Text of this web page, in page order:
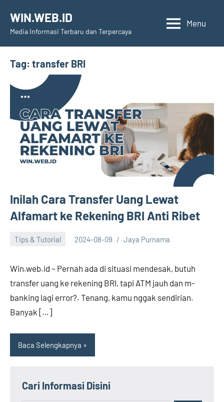
content
WIN.WEB.ID
Media Informasi Terbaru dan Terpercaya
Menu
Tag: transfer BRI
Inilah Cara Transfer Uang Lewat
Alfamart ke Rekening BRI Anti Ribet
Tips & Tutorial 2024-08-09 Jaya Purnama
Win.web.id – Pernah ada di situasi mendesak, butuh
transfer uang ke rekening BRI, tapi ATM jauh dan m-
banking lagi error?. Tenang, kamu nggak sendirian.
Banyak […]
Baca Selengkapnya
Cari Informasi Disini